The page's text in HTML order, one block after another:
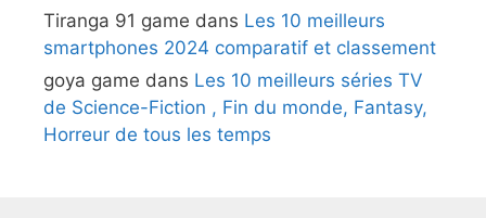
Tiranga 91 game dans Les 10 meilleurs
smartphones 2024 comparatif et classement
goya game dans Les 10 meilleurs séries TV
de Science-Fiction , Fin du monde, Fantasy,
Horreur de tous les temps